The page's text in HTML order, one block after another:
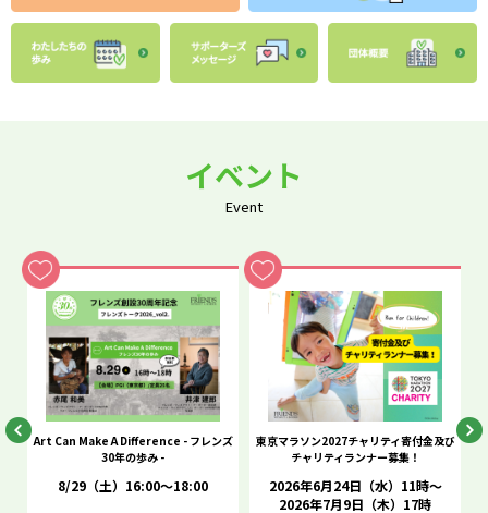
イベント
Event
Art Can Make A Difference - フレンズ
30年の歩み -
8/29（土）16:00～18:00
東京マラソン2027チャリティ寄付金及び
チャリティランナー募集！
2026年6月24日（水）11時～
2026年7月9日（木）17時